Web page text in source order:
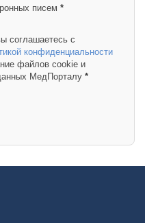
писем *
соглашаетесь с
конфиденциальности
файлов cookie и
МедПорталу *